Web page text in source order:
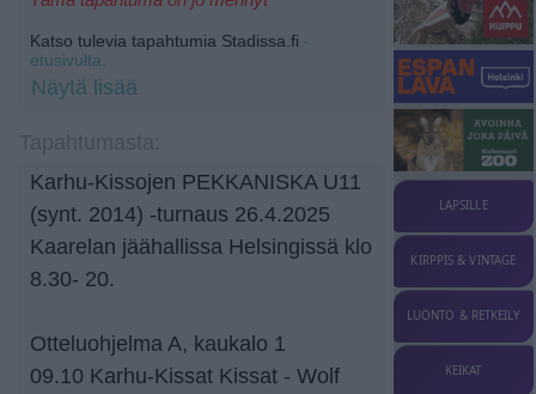
Katso tulevia tapahtumia Stadissa.fi -
etusivulta.
Näytä lisää
Karhu-Kissojen PEKKANISKA U11
(synt. 2014) -turnaus 26.4.2025
Kaarelan jäähallissa Helsingissä klo
8.30- 20.
Otteluohjelma A, kaukalo 1
09.10 Karhu-Kissat Kissat - Wolf
LAPSILLE
KIRPPIS & VINTAGE
LUONTO & RETKEILY
KEIKAT